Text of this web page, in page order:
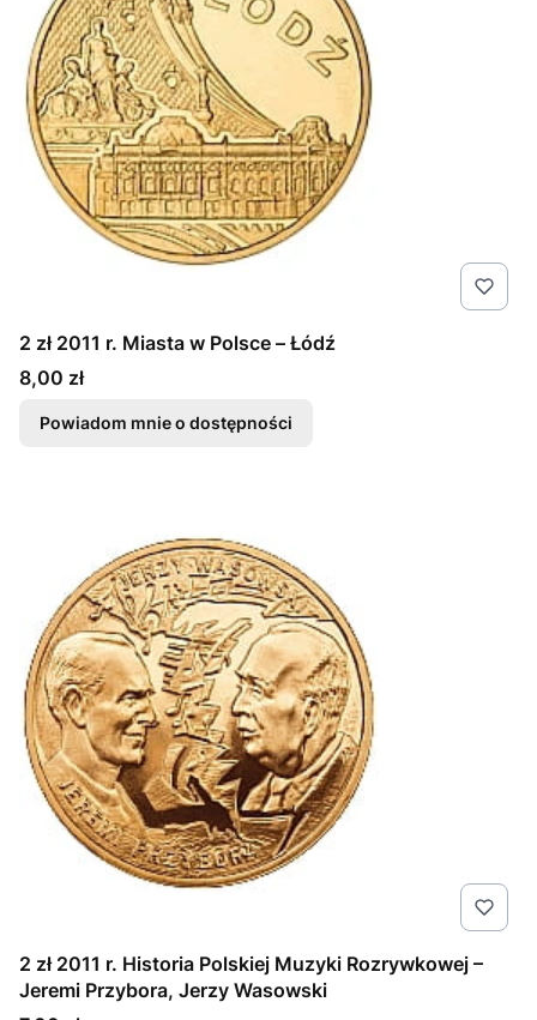
2 zł 2011 r. Miasta w Polsce – Łódź
Cena
8,00 zł
Powiadom mnie o dostępności
2 zł 2011 r. Historia Polskiej Muzyki Rozrywkowej –
Jeremi Przybora, Jerzy Wasowski